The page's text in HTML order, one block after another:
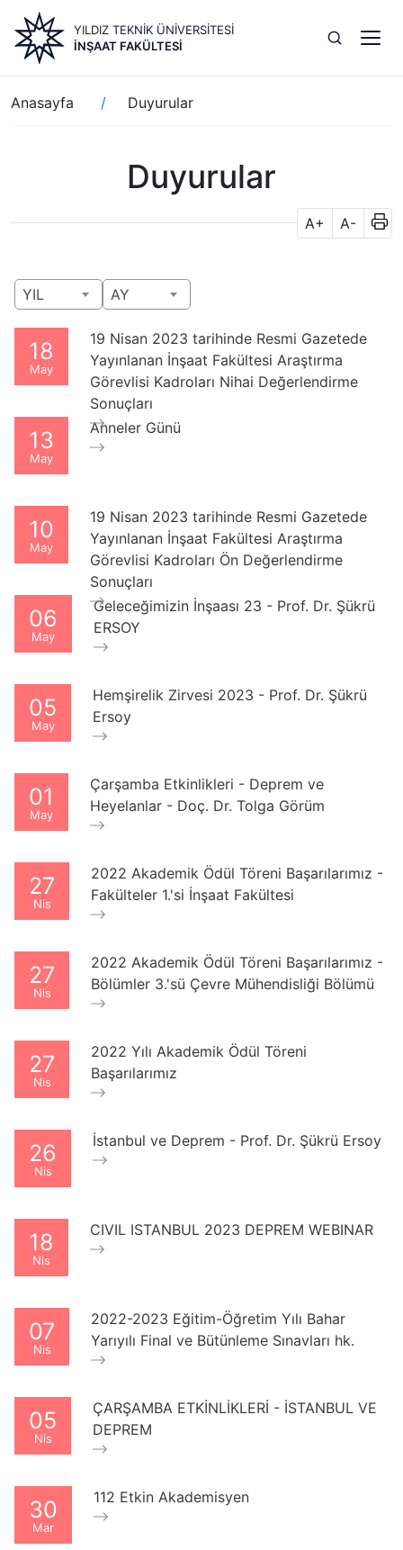
içeriğe
atla
YILDIZ TEKNİK ÜNİVERSİTESİ
İNŞAAT FAKÜLTESİ
Sayfa
yolu
Anasayfa Duyurular
Duyurular
A+ A-
YIL AY
18
May
19 Nisan 2023 tarihinde Resmi Gazetede
Yayınlanan İnşaat Fakültesi Araştırma
Görevlisi Kadroları Nihai Değerlendirme
Sonuçları
13
May
Anneler Günü
10
May
19 Nisan 2023 tarihinde Resmi Gazetede
Yayınlanan İnşaat Fakültesi Araştırma
Görevlisi Kadroları Ön Değerlendirme
Sonuçları
06
May
Geleceğimizin İnşaası 23 - Prof. Dr. Şükrü
ERSOY
05
May
Hemşirelik Zirvesi 2023 - Prof. Dr. Şükrü
Ersoy
01
May
Çarşamba Etkinlikleri - Deprem ve
Heyelanlar - Doç. Dr. Tolga Görüm
27
Nis
2022 Akademik Ödül Töreni Başarılarımız -
Fakülteler 1.'si İnşaat Fakültesi
27
Nis
2022 Akademik Ödül Töreni Başarılarımız -
Bölümler 3.'sü Çevre Mühendisliği Bölümü
27
Nis
2022 Yılı Akademik Ödül Töreni
Başarılarımız
26
Nis
İstanbul ve Deprem - Prof. Dr. Şükrü Ersoy
18
Nis
CIVIL ISTANBUL 2023 DEPREM WEBINAR
07
Nis
2022-2023 Eğitim-Öğretim Yılı Bahar
Yarıyılı Final ve Bütünleme Sınavları hk.
05
Nis
ÇARŞAMBA ETKİNLİKLERİ - İSTANBUL VE
DEPREM
30
Mar
112 Etkin Akademisyen